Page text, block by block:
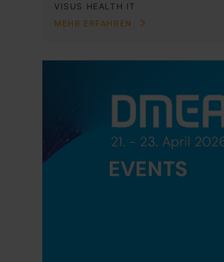
VISUS HEALTH IT
MEHR ERFAHREN